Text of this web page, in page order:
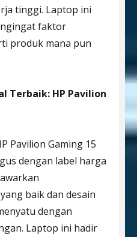
tinggi. Laptop ini
faktor
produk mana pun
Terbaik: HP Pavilion
Pavilion Gaming 15
dengan label harga
baik dan desain
dengan
Laptop ini hadir